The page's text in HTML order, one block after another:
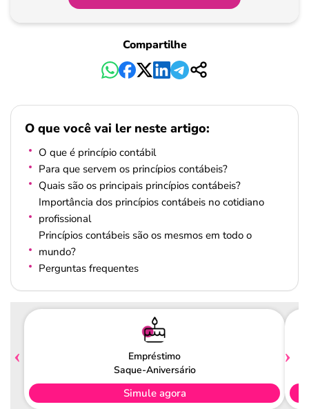
Compartilhe
O que você vai ler neste artigo:
O que é princípio contábil
Para que servem os princípios contábeis?
Quais são os principais princípios contábeis?
Importância dos princípios contábeis no cotidiano
profissional
Princípios contábeis são os mesmos em todo o
mundo?
Perguntas frequentes
Empréstimo
Saque-Aniversário
Simule agora